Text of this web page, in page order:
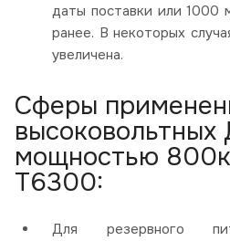
даты поставки или 1000
ранее. В некоторых
увеличена.
Сферы
высоковольтных
мощностью
Т6300:
Для резервного